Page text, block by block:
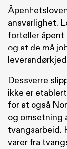
ansvarlighet.
forteller åpent
og at de må
Dessverre
ikke er
for at også
og omsetning
tvangsarbeid.
varer fra